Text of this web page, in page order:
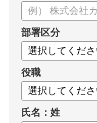
生成AI利用時のポイ
から始める方も安心
案の生成など、コピ
生成AIを「壁打ち相
らの人事業務を効率
【資料の内容】
・人事担当者に聞い
部署区分
役職
氏名：姓